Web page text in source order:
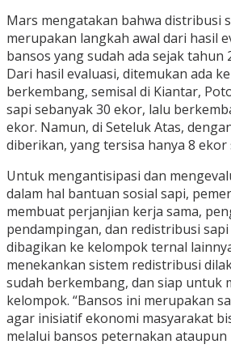
Mars mengatakan bahwa distribusi
merupakan langkah awal dari hasil
bansos yang sudah ada sejak tahun
Dari hasil evaluasi, ditemukan ada
berkembang, semisal di Kiantar,
sapi sebanyak 30 ekor, lalu
ekor. Namun, di Seteluk Atas,
diberikan, yang tersisa hanya 8 ekor
Untuk mengantisipasi dan
dalam hal bantuan sosial sapi,
membuat perjanjian kerja sama,
pendampingan, dan redistribusi
dibagikan ke kelompok ternal
menekankan sistem redistribusi
sudah berkembang, dan siap untuk
kelompok. “Bansos ini merupakan
agar inisiatif ekonomi masyarakat
melalui bansos peternakan ataupun